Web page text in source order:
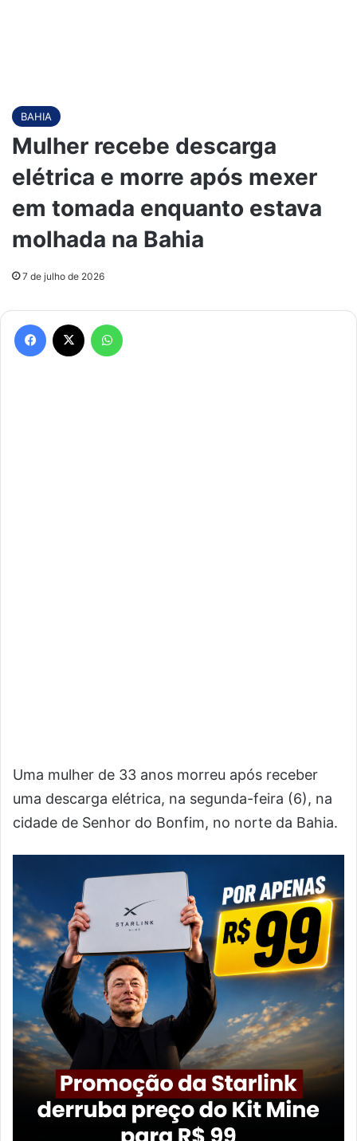
BAHIA
Mulher recebe descarga
elétrica e morre após mexer
em tomada enquanto estava
molhada na Bahia
7 de julho de 2026
Facebook
Uma mulher de 33 anos morreu após receber
uma descarga elétrica, na segunda-feira (6), na
cidade de Senhor do Bonfim, no norte da Bahia.